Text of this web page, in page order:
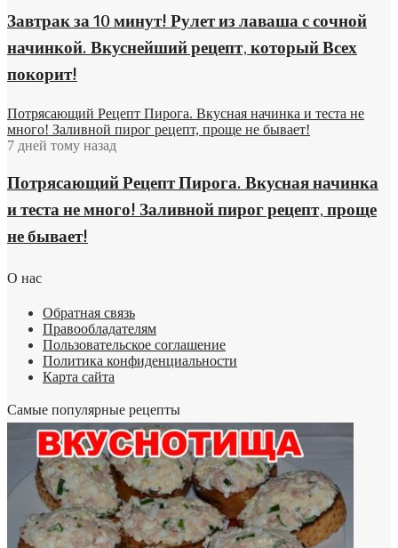
Завтрак за 10 минут! Рулет из лаваша с сочной
начинкой. Вкуснейший рецепт, который Всех
покорит!
Потрясающий Рецепт Пирога. Вкусная начинка и теста не
много! Заливной пирог рецепт, проще не бывает!
7 дней тому назад
Потрясающий Рецепт Пирога. Вкусная начинка
и теста не много! Заливной пирог рецепт, проще
не бывает!
О нас
Обратная связь
Правообладателям
Пользовательское соглашение
Политика конфиденциальности
Карта сайта
Самые популярные рецепты